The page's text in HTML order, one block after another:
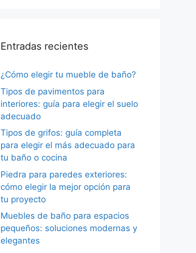
Entradas recientes
¿Cómo elegir tu mueble de baño?
Tipos de pavimentos para
interiores: guía para elegir el suelo
adecuado
Tipos de grifos: guía completa
para elegir el más adecuado para
tu baño o cocina
Piedra para paredes exteriores:
cómo elegir la mejor opción para
tu proyecto
Muebles de baño para espacios
pequeños: soluciones modernas y
elegantes